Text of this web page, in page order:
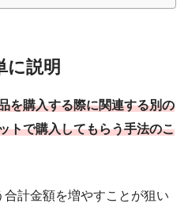
に説明
を購入する際に関連する別の
トで購入してもらう手法のこ
計金額を増やすことが狙い